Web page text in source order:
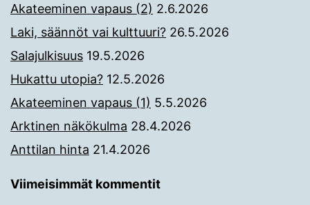
Akateeminen vapaus (2) 2.6.2026
Laki, säännöt vai kulttuuri? 26.5.2026
Salajulkisuus 19.5.2026
Hukattu utopia? 12.5.2026
Akateeminen vapaus (1) 5.5.2026
Arktinen näkökulma 28.4.2026
Anttilan hinta 21.4.2026
Viimeisimmät kommentit